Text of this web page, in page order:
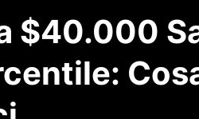
$40.000